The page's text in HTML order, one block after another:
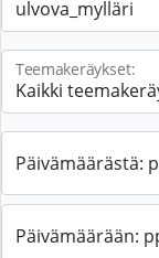
Teemakeräykset:
Päivämäärästä:
Päivämäärään: